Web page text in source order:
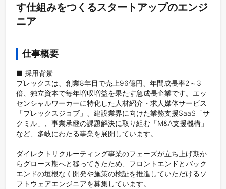
す仕組みをつくるスタートアップのエンジ
ニア
仕事概要
■ 採用背景
プレックスは、創業8年目で売上96億円、年間成長率2～3
倍、独立資本で毎年増収増益を果たす急成長企業です。エッ
センシャルワーカーに特化した人材紹介・求人媒体サービス
「プレックスジョブ」、建設業界に向けた業務支援SaaS「サ
クミル」、事業承継の課題解決に取り組む「M&A支援機構」
など、多岐にわたる事業を展開しています。
ダイレクトリクルーティング事業のフェーズが立ち上げ期か
らグロース期へと移ってきたため、フロントエンドとバック
エンドの垣根なく開発や施策の検証を推進していただけるソ
フトウェアエンジニアを募集しています。